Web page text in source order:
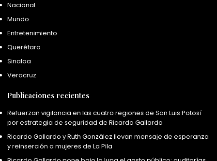
Nacional
Mundo
Entretenimiento
Querétaro
Sinaloa
Veracruz
Publicaciones recientes
Refuerzan vigilancia en las cuatro regiones de San Luis Potosí
por estrategia de seguridad de Ricardo Gallardo
Ricardo Gallardo y Ruth González llevan mensaje de esperanza
y reinserción a mujeres de La Pila